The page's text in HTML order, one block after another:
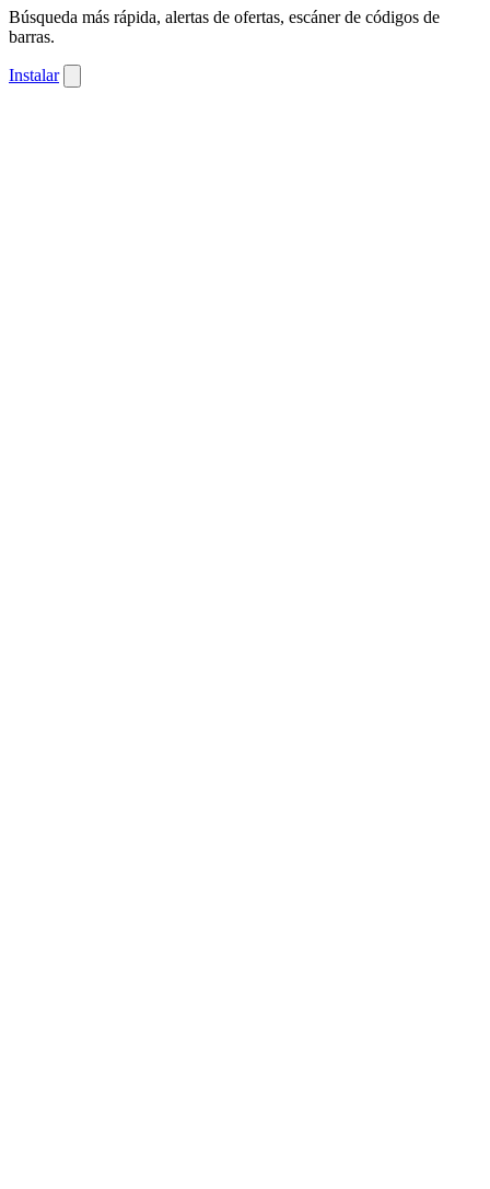
Búsqueda más rápida, alertas de ofertas, escáner de códigos de
barras.
Instalar